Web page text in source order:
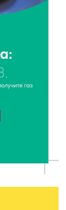
бизнес
при